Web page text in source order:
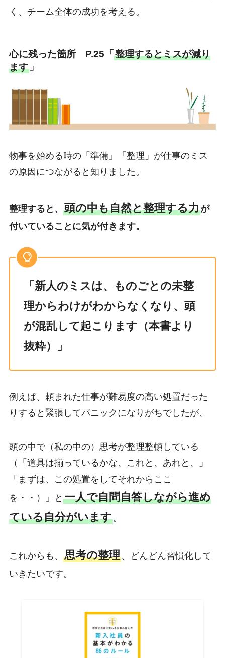
く、チーム全体の成功を考える。
心に残った箇所 P.25「 整理するとミスが減り
ます」
物事を始める時の「準備」「整理」が仕事のミス
の原因につながると知りました。
整理すると、 頭の中も自然と整理する力が
付いていることに気が付きます。
「新人のミスは、ものごとの未整
理からわけがわからなくなり、頭
が混乱して起こります（本書より
抜粋）」
例えば、頼まれた仕事が難易度の高い処置だった
りすると緊張してパニックになりがちでしたが、
頭の中で（私の中の）思考が整理整頓している
（「道具は揃っているかな、これと、あれと、」
「まずは、この処置をしてそれからここ
を・・）」と 一人で自問自答しながら進め
ている自分がいます。
これからも、 思考の整理、どんどん習慣化して
いきたいです。